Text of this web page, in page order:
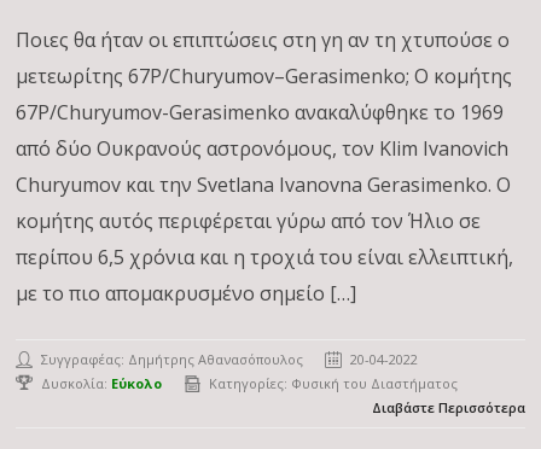
Ποιες θα ήταν οι επιπτώσεις στη γη αν τη χτυπούσε ο
μετεωρίτης 67P/Churyumov–Gerasimenko; Ο κομήτης
67P/Churyumov-Gerasimenko ανακαλύφθηκε το 1969
από δύο Ουκρανούς αστρονόμους, τον Klim Ivanovich
Churyumov και την Svetlana Ivanovna Gerasimenko. Ο
κομήτης αυτός περιφέρεται γύρω από τον Ήλιο σε
περίπου 6,5 χρόνια και η τροχιά του είναι ελλειπτική,
με το πιο απομακρυσμένο σημείο […]
Συγγραφέας: Δημήτρης Αθανασόπουλος
20-04-2022
Δυσκολία: Εύκολο Κατηγορίες: Φυσική του Διαστήματος
Διαβάστε Περισσότερα